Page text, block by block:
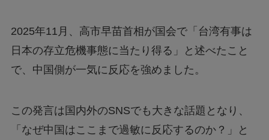
ジェームズ・ウェストンが京都で死亡？死因は
なぜ？
2025年11月、高市早苗首相が国会で「台湾有事は
日本の存立危機事態に当たり得る」と述べたこと
で、中国側が一気に反応を強めました。
この発言は国内外のSNSでも大きな話題となり、
「なぜ中国はここまで過敏に反応するのか？」と